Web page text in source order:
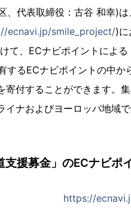
、代表取締役：古谷 和幸)
ecnavi.jp/smile_project/)に
て、ECナビポイントによ
するECナビポイントの中
寄付することができます。
イナおよびヨーロッパ地域
援募金」のECナビポ
https://